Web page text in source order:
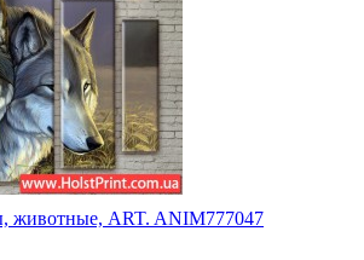
животные, ART. ANIM777047